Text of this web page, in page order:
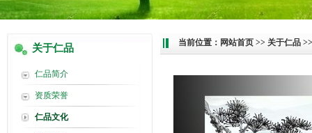
关于仁品
仁品简介
资质荣誉
仁品文化
当前位置： 网站首页 >> 关于仁品